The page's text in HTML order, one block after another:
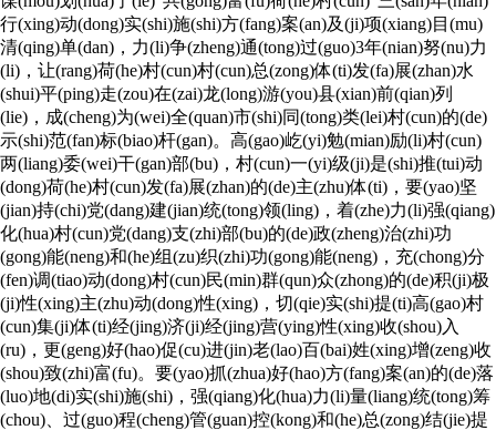
行(xing)动(dong)实(shi)施(shi)方(fang)案(an)及(ji)项(xiang)目(mu)
清(qing)单(dan)，力(li)争(zheng)通(tong)过(guo)3年(nian)努(nu)力
(li)，让(rang)荷(he)村(cun)村(cun)总(zong)体(ti)发(fa)展(zhan)水
(shui)平(ping)走(zou)在(zai)龙(long)游(you)县(xian)前(qian)列
(lie)，成(cheng)为(wei)全(quan)市(shi)同(tong)类(lei)村(cun)的(de)
示(shi)范(fan)标(biao)杆(gan)。高(gao)屹(yi)勉(mian)励(li)村(cun)
两(liang)委(wei)干(gan)部(bu)，村(cun)一(yi)级(ji)是(shi)推(tui)动
(dong)荷(he)村(cun)发(fa)展(zhan)的(de)主(zhu)体(ti)，要(yao)坚
(jian)持(chi)党(dang)建(jian)统(tong)领(ling)，着(zhe)力(li)强(qiang)
化(hua)村(cun)党(dang)支(zhi)部(bu)的(de)政(zheng)治(zhi)功
(gong)能(neng)和(he)组(zu)织(zhi)功(gong)能(neng)，充(chong)分
(fen)调(tiao)动(dong)村(cun)民(min)群(qun)众(zhong)的(de)积(ji)极
(ji)性(xing)主(zhu)动(dong)性(xing)，切(qie)实(shi)提(ti)高(gao)村
(cun)集(ji)体(ti)经(jing)济(ji)经(jing)营(ying)性(xing)收(shou)入
(ru)，更(geng)好(hao)促(cu)进(jin)老(lao)百(bai)姓(xing)增(zeng)收
(shou)致(zhi)富(fu)。要(yao)抓(zhua)好(hao)方(fang)案(an)的(de)落
(luo)地(di)实(shi)施(shi)，强(qiang)化(hua)力(li)量(liang)统(tong)筹
(chou)、过(guo)程(cheng)管(guan)控(kong)和(he)总(zong)结(jie)提